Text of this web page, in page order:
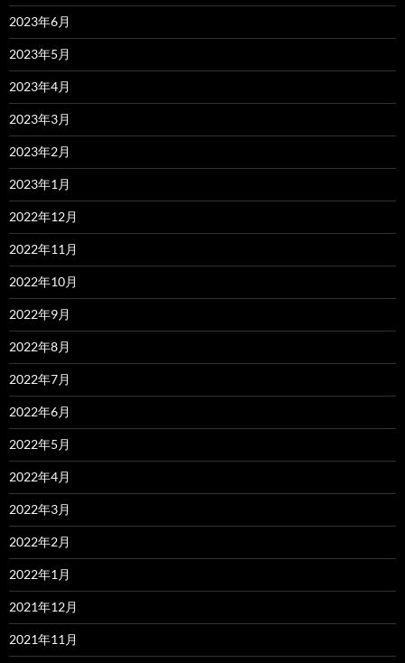
2023年6月
2023年5月
2023年4月
2023年3月
2023年2月
2023年1月
2022年12月
2022年11月
2022年10月
2022年9月
2022年8月
2022年7月
2022年6月
2022年5月
2022年4月
2022年3月
2022年2月
2022年1月
2021年12月
2021年11月